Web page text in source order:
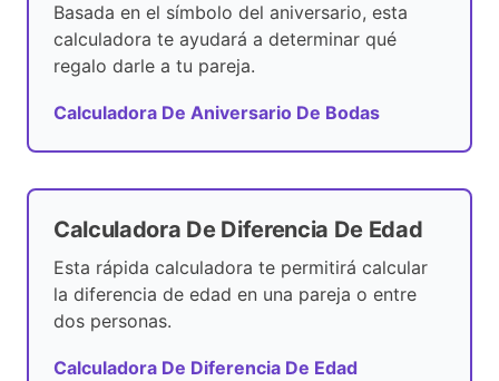
Basada en el símbolo del aniversario, esta
calculadora te ayudará a determinar qué
regalo darle a tu pareja.
Calculadora De Aniversario De Bodas
Calculadora De Diferencia De Edad
Esta rápida calculadora te permitirá calcular
la diferencia de edad en una pareja o entre
dos personas.
Calculadora De Diferencia De Edad